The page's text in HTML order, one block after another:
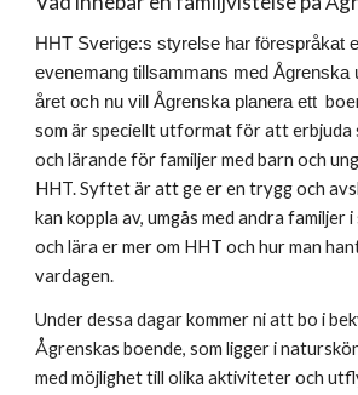
HHT Sverige:s styrelse har förespråkat
evenemang tillsammans med Ågrenska
året och nu vill Ågrenska planera ett
som är speciellt utformat för att erbjuda
och lärande för familjer med barn och
HHT. Syftet är att ge er en trygg och
kan koppla av, umgås med andra familjer
och lära er mer om HHT och hur man
vardagen.
Under dessa dagar kommer ni att bo i
Ågrenskas boende, som ligger i
med möjlighet till olika aktiviteter och